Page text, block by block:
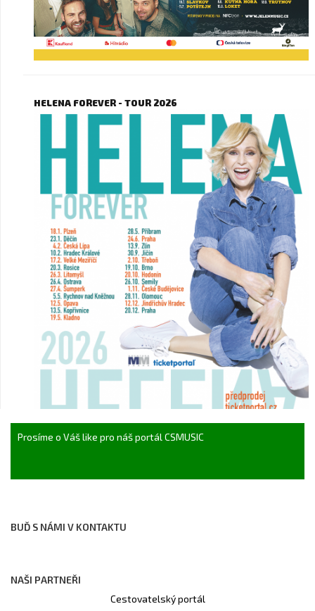
HELENA FOREVER - TOUR 2026
Prosíme o Váš like pro náš portál CSMUSIC
BUĎ S NÁMI V KONTAKTU
NAŠI PARTNEŘI
Cestovatelský portál